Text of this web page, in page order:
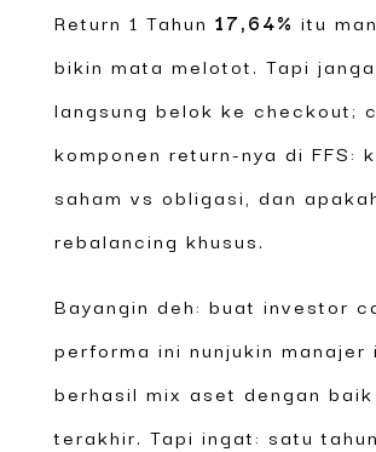
Return 1 Tahun 17,64% itu
bikin mata melotot. Tapi
langsung belok ke checkout;
komponen return-nya di FFS:
saham vs obligasi, dan
rebalancing khusus.
Bayangin deh: buat investor
performa ini nunjukin manajer
berhasil mix aset dengan baik
terakhir. Tapi ingat: satu